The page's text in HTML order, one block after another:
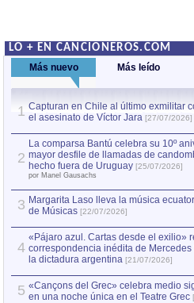
LO + EN CANCIONEROS.COM
Más nuevo Más leído
1 Capturan en Chile al último exmilitar
el asesinato de Víctor Jara [27/07/2026]
2
La comparsa Bantú celebra su 10º
mayor desfile de llamadas de
hecho fuera de Uruguay [25/07/2026]
por Manel Gausachs
3 Margarita Laso lleva la música
de Músicas [22/07/2026]
4
«Pájaro azul. Cartas desde el exilio»
correspondencia inédita de Mercedes
la dictadura argentina [21/07/2026]
5 «Cançons del Grec» celebra medio
en una noche única en el Teatre Grec